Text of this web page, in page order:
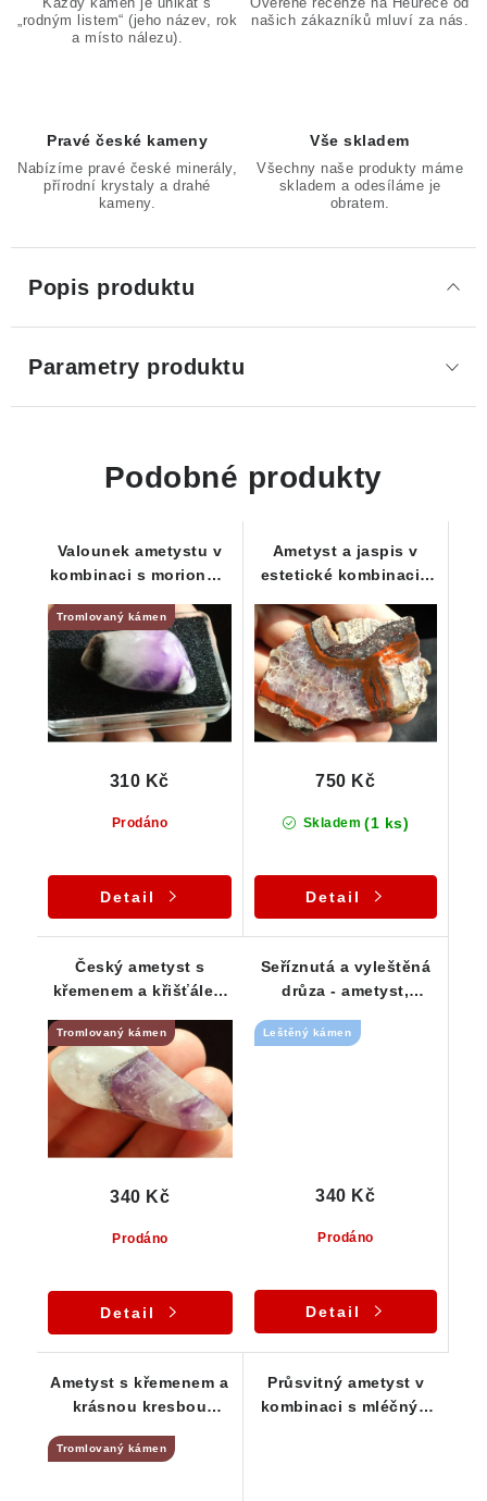
„rodným listem“ (jeho název, rok
a místo nálezu).
našich zákazníků mluví za nás.
Pravé české kameny
Nabízíme pravé české minerály,
přírodní krystaly a drahé
kameny.
Vše skladem
Všechny naše produkty máme
skladem a odesíláme je
obratem.
Popis produktu
Parametry produktu
Podobné produkty
Valounek ametystu v
kombinaci s morionem
Tromlovaný kámen
Prodáno
310 Kč
Detail
Ametyst a jaspis v
estetické kombinaci -
vzorek
Skladem (1 ks)
750 Kč
Detail
Český ametyst s
křemenem a křišťálem
Tromlovaný kámen
Prodáno
340 Kč
Detail
Seříznutá a vyleštěná
drůza - ametyst,
Leštěný kámen
Prodáno
340 Kč
Detail
Ametyst s křemenem a
krásnou kresbou
valounek
Tromlovaný kámen
Průsvitný ametyst v
kombinaci s mléčným